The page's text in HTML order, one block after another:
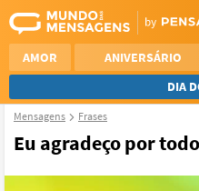
AMOR ANIVERSÁRIO
DIA
REFLEXÃO
Mensagens Frases
Eu agradeço por